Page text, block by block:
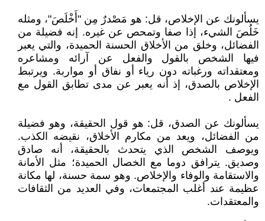
يسألونك عن الإخلاص، قل: هو مَصْدرٌ مِن "أَخْلَصَ"، ومثله
خَلُصَ الشيء، إذا صفا وتمحص عن غيره. إنه فضيلة من
الفضائل، وخلق من الأخلاق الحسنة الحميدة، والتي يعبر
فيها الشخص بالقول والفعل عن آرائه ومشاعره
ومعتقداته ورغباته دون رياء أو نفاق أو مواربة. ويرتبط
الإخلاص بالصدق، إذ أنه يعبر عن مدى تطابق القول مع
الفعل .
يسألونك عن الصدق، قل: هو قول الحقيقة، وهو فضيلة
من الفضائل، ويعد من مكارم الأخلاق، نقيضه الكذب.
ويوصف الشخص الذي يتحدث بالحقيقة، أنه صادق
وصديق. يترافق دوما مع الخصال الحميدة؛ مثل الأمانة
والاستقامة والوفاء والإخلاص. وهو سمة حسنة، لها مكانة
عظيمة عند أغلب المجتمعات، وفي العديد من الثقافات
والمعتقدات.